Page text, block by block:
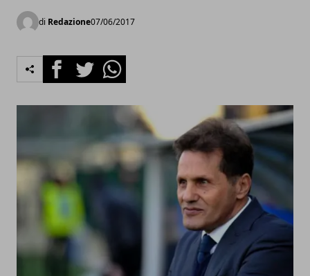
di Redazione07/06/2017
FacebookTwitterWhatsapp